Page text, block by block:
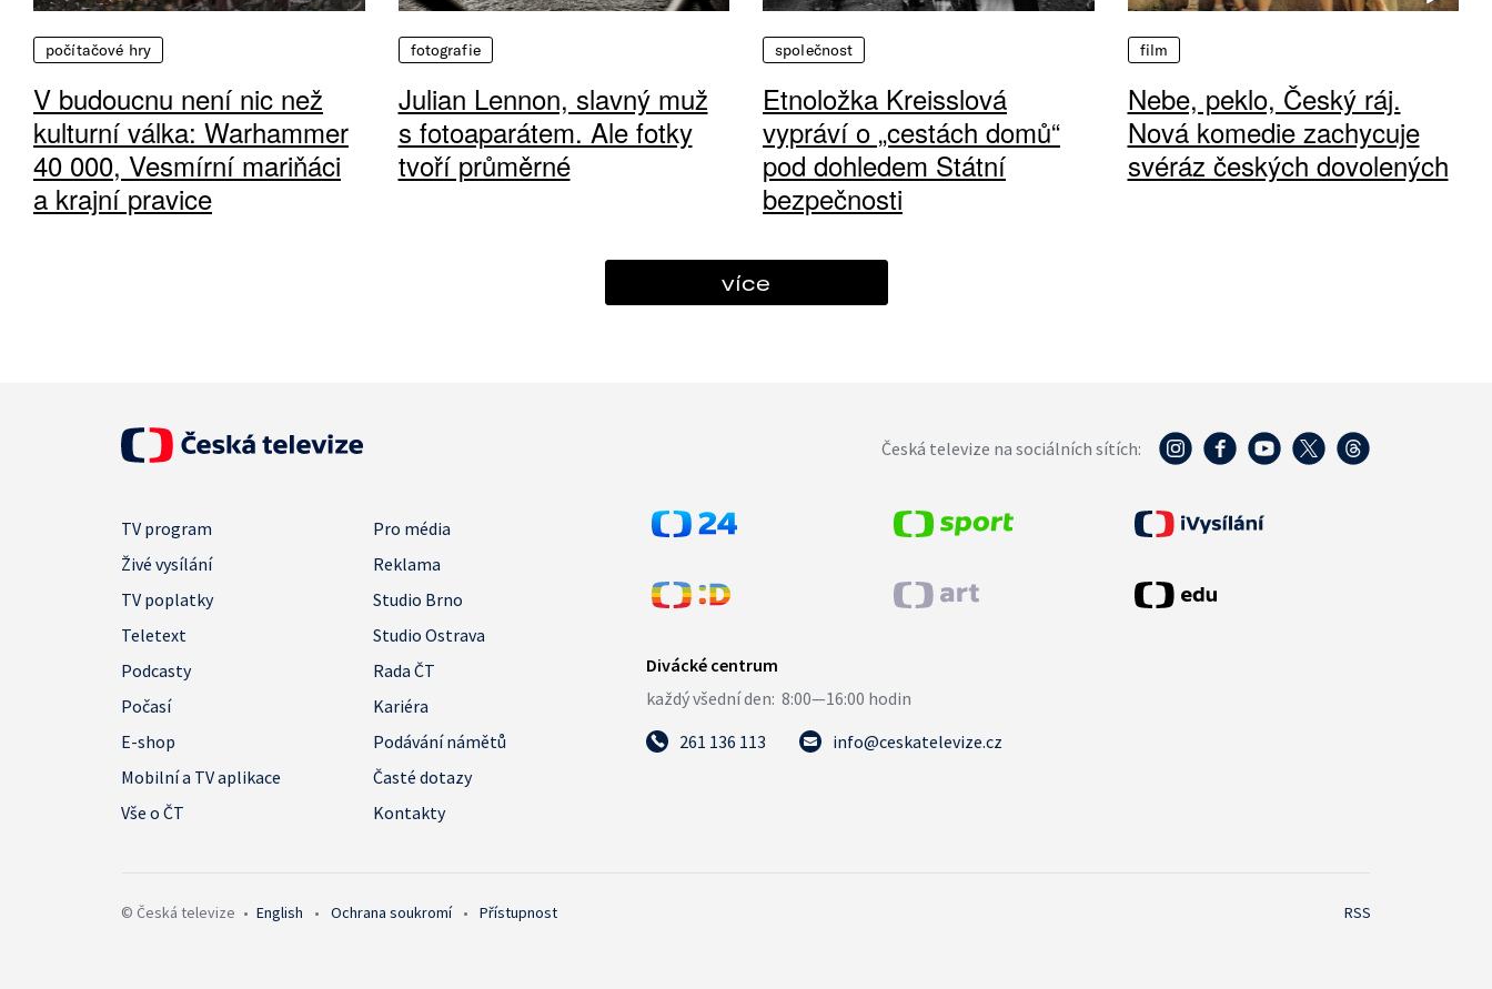
počítačové hry
V budoucnu není nic než
kulturní válka: Warhammer
40 000, Vesmírní mariňáci
a krajní pravice
fotografie
Julian Lennon, slavný muž
s fotoaparátem. Ale fotky
tvoří průměrné
společnost
Etnoložka Kreisslová
vypráví o „cestách domů“
pod dohledem Státní
bezpečnosti
film
Nebe, peklo, Český ráj.
Nová komedie zachycuje
svéráz českých dovolených
více
Česká televize na sociálních sítích:
TV program
Pro média
Živé vysílání
Reklama
TV poplatky
Studio Brno
Teletext
Studio Ostrava
Podcasty
Rada ČT
Počasí
Kariéra
E-shop
Podávání námětů
Mobilní a TV aplikace
Časté dotazy
Vše o ČT
Kontakty
261 136 113 info@ceskatelevize.cz
© Česká televize • English • Ochrana soukromí • Přístupnost RSS